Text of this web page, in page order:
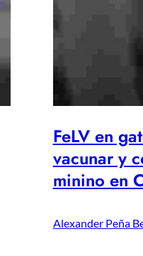
FeLV en
vacunar y
minino en
Alexander Peña